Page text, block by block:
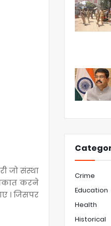
जो संस्था
करने
। जिसपर
Crime
Education
Health
Historical